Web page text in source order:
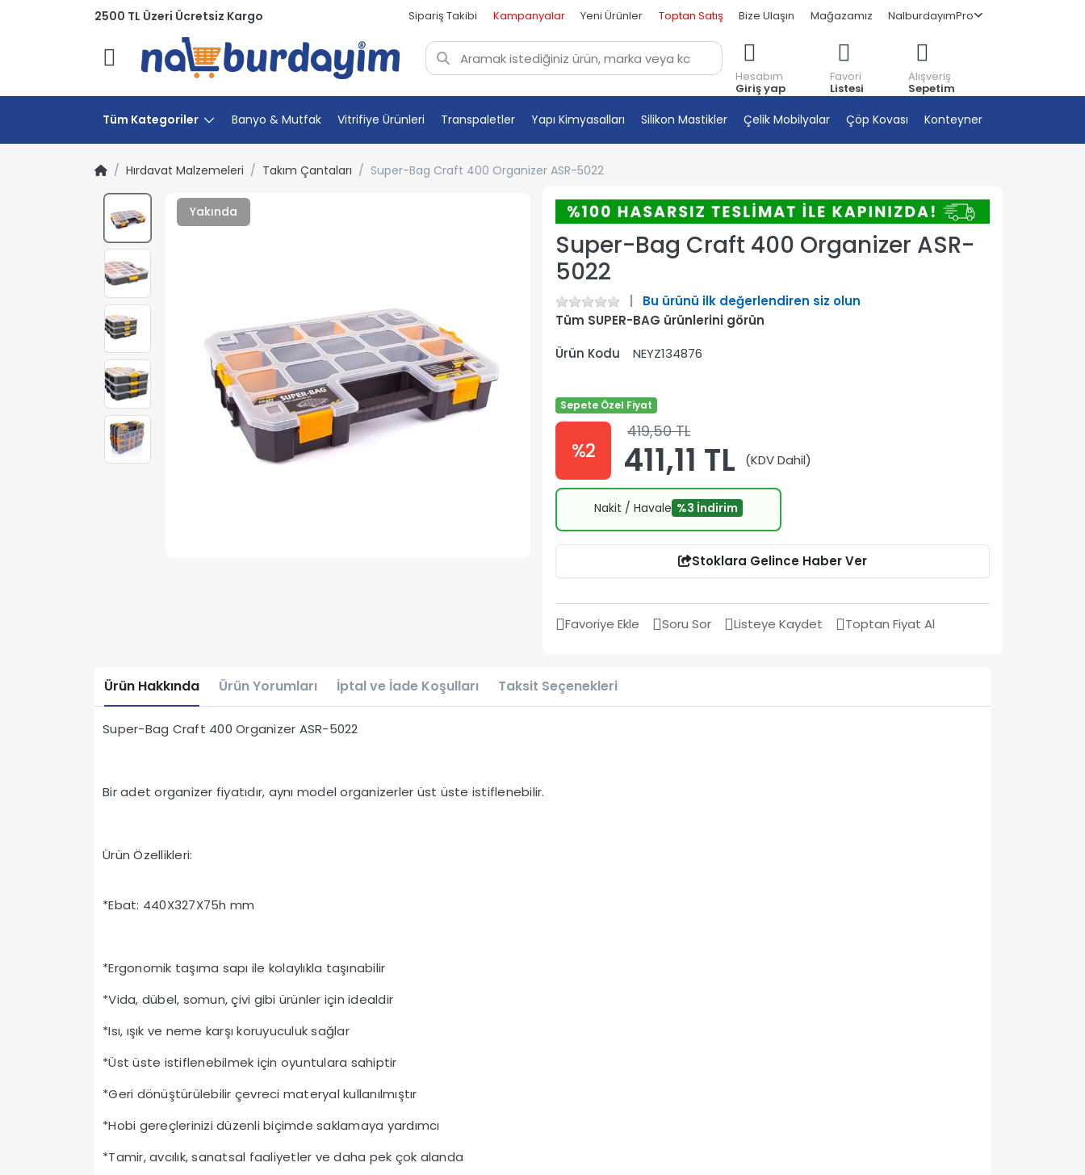
2500 TL Üzeri Ücretsiz Kargo Sipariş Takibi Kampanyalar Yeni Ürünler Toptan Satış Bize Ulaşın Mağazamız NalburdayımPro
Menü
Hesabım
Giriş yap
Favori
Listesi
Alışveriş
Sepetim
Tüm Kategoriler Banyo & Mutfak Vitrifiye Ürünleri Transpaletler Yapı Kimyasalları Silikon Mastikler Çelik Mobilyalar Çöp Kovası Konteyner
Hırdavat Malzemeleri Takım Çantaları Super-Bag Craft 400 Organizer ASR-5022
Yakında
Super-Bag Craft 400 Organizer ASR-
5022
Bu ürünü ilk değerlendiren siz olun
Tüm SUPER-BAG ürünlerini görün
Ürün Kodu
NEYZ134876
Sepete Özel Fiyat
%2
419,50 TL
411,11 TL (KDV Dahil)
Nakit / Havale %3 İndirim
Stoklara Gelince Haber Ver
Favoriye Ekle Soru Sor Listeye Kaydet Toptan Fiyat Al
Ürün Hakkında Ürün Yorumları İptal ve İade Koşulları Taksit Seçenekleri
Super-Bag Craft 400 Organizer ASR-5022
Bir adet organizer fiyatıdır, aynı model organizerler üst üste istiflenebilir.
Ürün Özellikleri:
*Ebat: 440X327X75h mm
*Ergonomik taşıma sapı ile kolaylıkla taşınabilir
*Vida, dübel, somun, çivi gibi ürünler için idealdir
*Isı, ışık ve neme karşı koruyuculuk sağlar
*Üst üste istiflenebilmek için oyuntulara sahiptir
*Geri dönüştürülebilir çevreci materyal kullanılmıştır
*Hobi gereçlerinizi düzenli biçimde saklamaya yardımcı
*Tamir, avcılık, sanatsal faaliyetler ve daha pek çok alanda